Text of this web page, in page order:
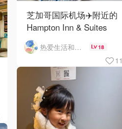
芝加哥国际机场✈️附近的
Hampton Inn & Suites
Rosemont Chicago
O'Hare自助早餐
热爱生活和自由的轻舞飞扬 18
11